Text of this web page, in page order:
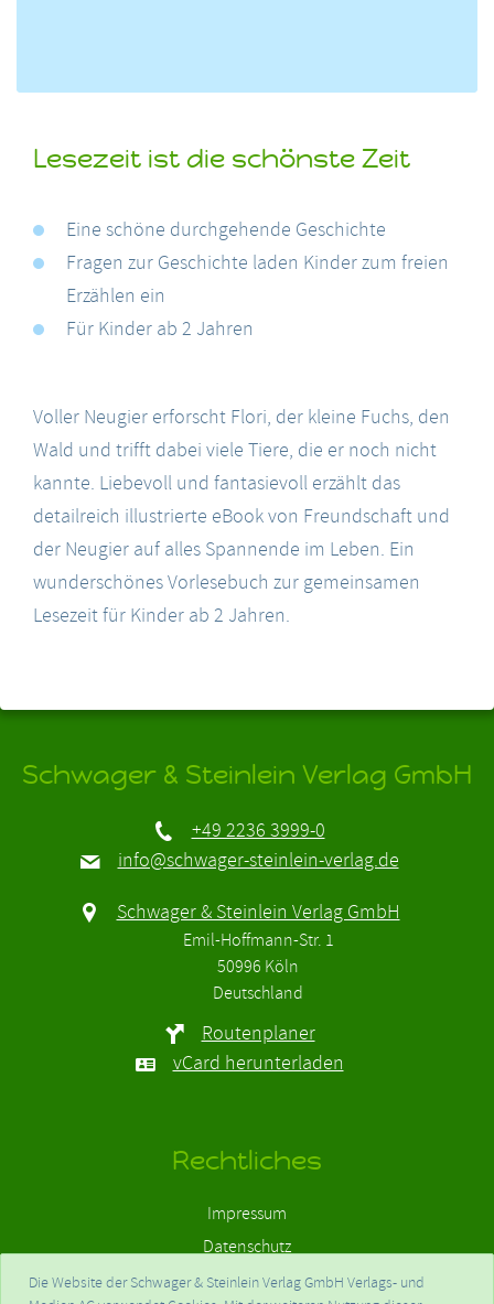
Lesezeit ist die schönste Zeit
Eine schöne durchgehende Geschichte
Fragen zur Geschichte laden Kinder zum freien
Erzählen ein
Für Kinder ab 2 Jahren
Voller Neugier erforscht Flori, der kleine Fuchs, den
Wald und trifft dabei viele Tiere, die er noch nicht
kannte. Liebevoll und fantasievoll erzählt das
detailreich illustrierte eBook von Freundschaft und
der Neugier auf alles Spannende im Leben. Ein
wunderschönes Vorlesebuch zur gemeinsamen
Lesezeit für Kinder ab 2 Jahren.
Die Website der Schwager & Steinlein Verlag GmbH Verlags- und
Schwager & Steinlein Verlag GmbH
+49 2236 3999-0
info@schwager-steinlein-verlag.de
Schwager & Steinlein Verlag GmbH
Emil-Hoffmann-Str. 1
50996 Köln
Deutschland
Routenplaner
vCard herunterladen
Rechtliches
Impressum
Datenschutz
Haftungsausschluss